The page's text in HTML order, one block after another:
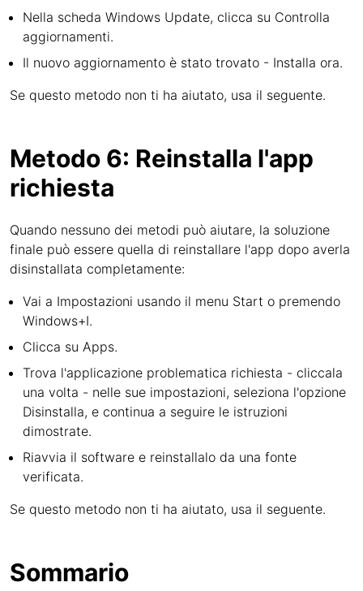
Nella scheda Windows Update, clicca su Controlla
aggiornamenti.
Il nuovo aggiornamento è stato trovato - Installa ora.
Se questo metodo non ti ha aiutato, usa il seguente.
Metodo 6: Reinstalla l'app
richiesta
Quando nessuno dei metodi può aiutare, la soluzione
finale può essere quella di reinstallare l'app dopo averla
disinstallata completamente:
Vai a Impostazioni usando il menu Start o premendo
Windows+I.
Clicca su Apps.
Trova l'applicazione problematica richiesta - cliccala
una volta - nelle sue impostazioni, seleziona l'opzione
Disinstalla, e continua a seguire le istruzioni
dimostrate.
Riavvia il software e reinstallalo da una fonte
verificata.
Se questo metodo non ti ha aiutato, usa il seguente.
Sommario